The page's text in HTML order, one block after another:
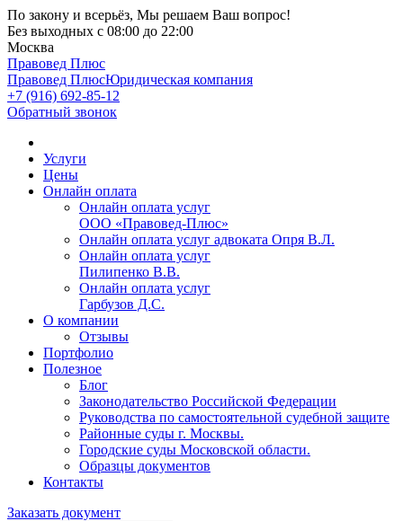
По закону и всерьёз, Мы решаем Ваш вопрос!
Без выходных с 08:00 до 22:00
Москва
Правовед Плюс
Правовед ПлюсЮридическая компания
+7 (916) 692-85-12
Обратный звонок
Услуги
Цены
Онлайн оплата
Онлайн оплата услуг
ООО «Правовед-Плюс»
Онлайн оплата услуг адвоката Опря В.Л.
Онлайн оплата услуг
Пилипенко В.В.
Онлайн оплата услуг
Гарбузов Д.С.
О компании
Отзывы
Портфолио
Полезное
Блог
Законодательство Российской Федерации
Руководства по самостоятельной судебной защите
Районные суды г. Москвы.
Городские суды Московской области.
Образцы документов
Контакты
Заказать документ